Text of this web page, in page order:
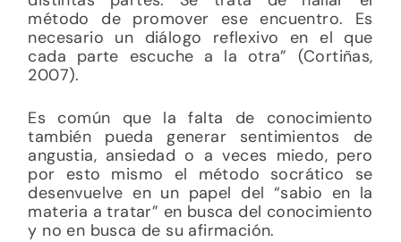
método de promover ese encuentro. Es
necesario un diálogo reflexivo en el que
cada parte escuche a la otra” (Cortiñas,
2007).
Es común que la falta de conocimiento
también pueda generar sentimientos de
angustia, ansiedad o a veces miedo, pero
por esto mismo el método socrático se
desenvuelve en un papel del “sabio en la
materia a tratar” en busca del conocimiento
y no en busca de su afirmación.